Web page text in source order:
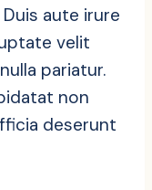
aute irure
velit
pariatur.
non
deserunt